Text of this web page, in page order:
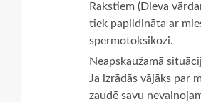
Rakstiem (Dieva
tiek papildināta ar
spermotoksikozi.
Neapskaužamā
Ja izrādās vājāks par
zaudē savu